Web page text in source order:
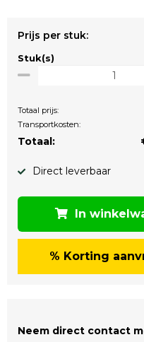
Prijs per stuk:
Stuk(s)
Totaal prijs:
Transportkosten:
Totaal:
Direct leverbaar
In
% Korting
Neem direct contact